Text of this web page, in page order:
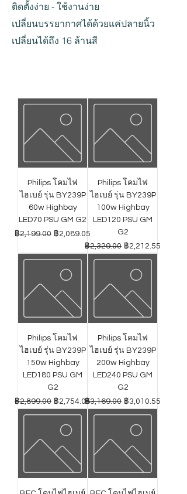
ติดตั้งง่าย - ใช้งานง่าย
เปลี่ยนบรรยากาศได้ด้วยแค่ปลายนิ้ว
เปลี่ยนได้ถึง 16 ล้านสี
Philips โคมไฟ
ไฮเบย์ รุ่น BY239P
60w Highbay
LED70 PSU GM G2
ราคาปกติ
฿2,199.00 ราคาขายลด
฿2,089.05
Philips โคมไฟ
ไฮเบย์ รุ่น BY239P
100w Highbay
LED120 PSU GM
G2
ราคาปกติ
฿2,329.00 ราคาขายลด
฿2,212.55
Philips โคมไฟ
ไฮเบย์ รุ่น BY239P
150w Highbay
LED180 PSU GM
G2
ราคาปกติ
฿2,899.00 ราคาขายลด
฿2,754.05
Philips โคมไฟ
ไฮเบย์ รุ่น BY239P
200w Highbay
LED240 PSU GM
G2
ราคาปกติ
฿3,169.00 ราคาขายลด
฿3,010.55